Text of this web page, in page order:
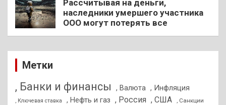
Рассчитывая на деньги,
наследники умершего участника
ООО могут потерять все
Метки
, Банки и финансы , Валюта , Инфляция
, Ключевая ставка , Нефть и газ , Россия , США , Санкции